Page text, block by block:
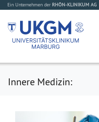
Ein Unternehmen der RHÖN-KLINIKUM AG
Innere Medizin: